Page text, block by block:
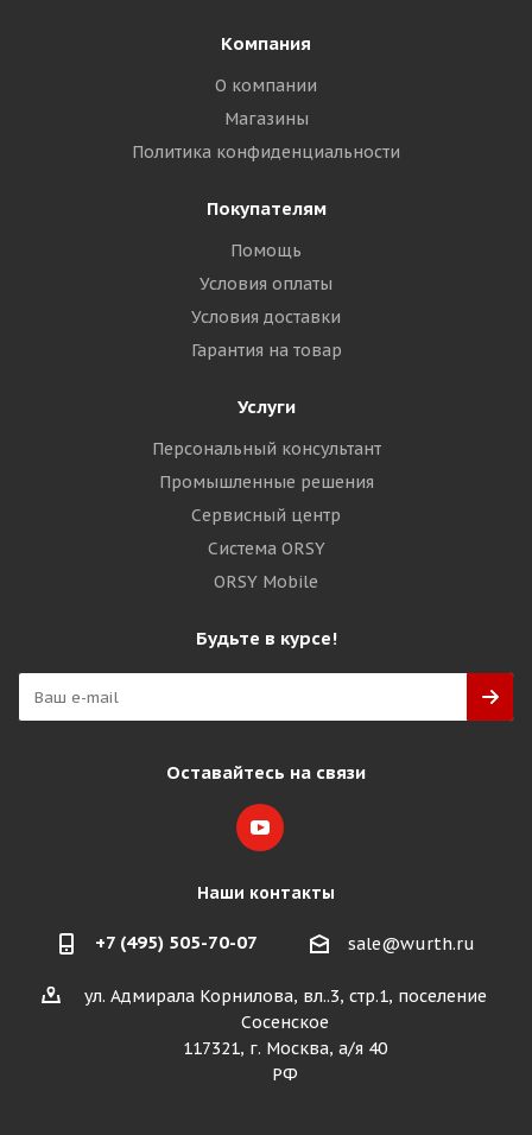
Компания
О компании
Магазины
Политика конфиденциальности
Покупателям
Помощь
Условия оплаты
Условия доставки
Гарантия на товар
Услуги
Персональный консультант
Промышленные решения
Сервисный центр
Система ORSY
ORSY Mobile
Будьте в курсе!
Оставайтесь на связи
Наши контакты
+7 (495) 505-70-07 sale@wurth.ru
ул. Адмирала Корнилова, вл..3, стр.1, поселение
Сосенское
117321, г. Москва, а/я 40
РФ